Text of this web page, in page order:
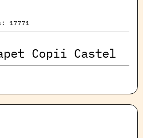
17771
Copii Castel